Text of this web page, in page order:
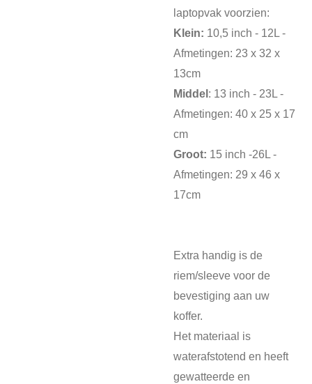
laptopvak voorzien:
Klein: 10,5 inch - 12L -
Afmetingen: 23 x 32 x
13cm
Middel: 13 inch - 23L -
Afmetingen: 40 x 25 x 17
cm
Groot: 15 inch -26L -
Afmetingen: 29 x 46 x
17cm
Extra handig is de
riem/sleeve voor de
bevestiging aan uw
koffer.
Het materiaal is
waterafstotend en heeft
gewatteerde en